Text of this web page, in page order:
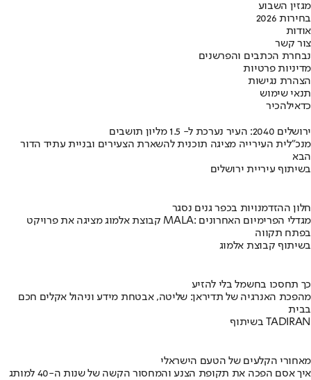
מגזין השבוע
בחירות 2026
אודות
צור קשר
נבחרת הכתבים והפרשנים
מדיניות פרטיות
הצהרת נגישות
תנאי שימוש
כדאילהכיר
ירושלים 2040: העיר נערכת ל- 1.5 מליון תושבים
מנכ"לית העירייה מציגה תוכנית להשארת הצעירים ובניית עתיד הדור
הבא
בשיתוף עיריית ירושלים
חלון ההזדמנויות בכפר גנים נסגר
קבוצת אלמוג מציגה את פרויקט MALA: מגדלי הפרימיום האחרונים
בפתח תקווה
בשיתוף קבוצת אלמוג
כך תחסכו בחשמל בלי להזיע
מהפכת האנרגיה של תדיראן: שליטה, אבטחת מידע וניהול אקלים חכם
בבית
בשיתוף TADIRAN
מאחורי הקלעים של הטעם הישראלי
איך אסם הפכה את תקופת הצנע והמחסור הקשה של שנות ה-40 למותג